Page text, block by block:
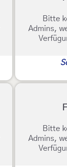
Bitte
Admins,
Bitte
Admins,